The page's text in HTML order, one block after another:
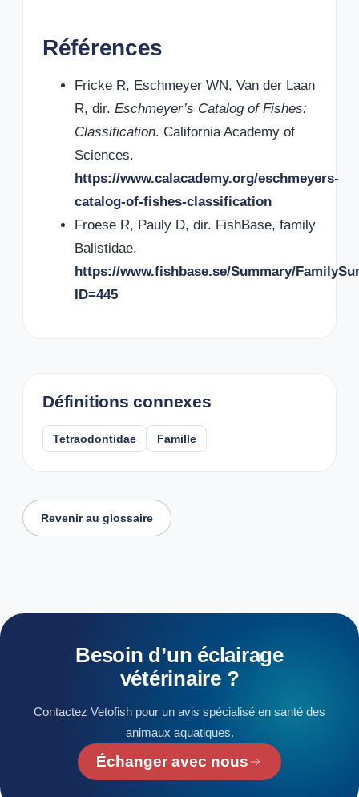
Références
Fricke R, Eschmeyer WN, Van der Laan
R, dir. Eschmeyer’s Catalog of Fishes:
Classification. California Academy of
Sciences.
https://www.calacademy.org/eschmeyers-
catalog-of-fishes-classification
Froese R, Pauly D, dir. FishBase, family
Balistidae.
https://www.fishbase.se/Summary/
ID=445
Définitions connexes
Tetraodontidae Famille
Revenir au glossaire
Besoin d’un éclairage
vétérinaire ?
Contactez Vetofish pour un avis spécialisé en santé des
animaux aquatiques.
Échanger avec nous